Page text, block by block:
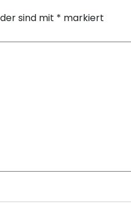
sind mit * markiert